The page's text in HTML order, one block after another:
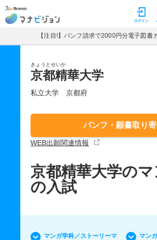
マナビジョン ログイン
【注目!】パンフ請求で2000円分電子図書
きょうとせいか
京都精華大学
私立大学 京都府
パンフ・願書取り
WEB出願関連情報
京都精華大学の
の入試
マンガ学科／ストーリーマ
マン